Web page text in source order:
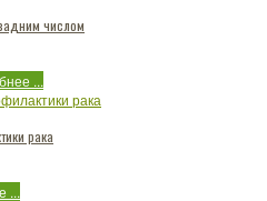
числом
...
рака
...